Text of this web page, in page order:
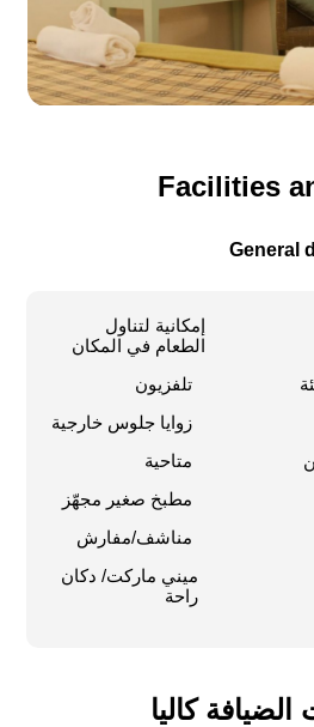
Facilities
General
إمكانية لتناول
الطعام في المكان
تلفزيون
زوايا جلوس خارجية
متاحية
مطبخ صغير مجهّز
مناشف/مفارش
ميني ماركت/ دكان
راحة
الضيافة كاليا